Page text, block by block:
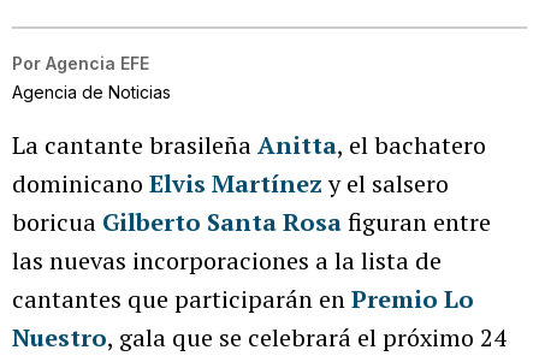
Por Agencia EFE
Agencia de Noticias
La cantante brasileñaAnitta, el bachatero
dominicano Elvis Martínezy el salsero
boricua Gilberto Santa Rosafiguran entre
las nuevas incorporaciones a la lista de
cantantes que participarán enPremio Lo
Nuestro, gala que se celebrará el próximo 24